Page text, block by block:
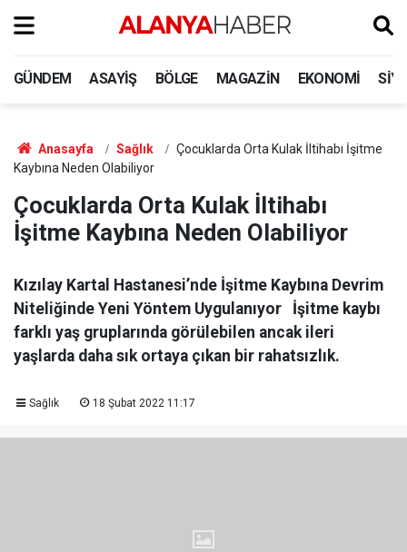
GÜNDEM ASAYIŞ BÖLGE MAGAZIN EKONOMI
Anasayfa Sağlık
Çocuklarda Orta Kulak İltihabı İşitme
Kaybına Neden Olabiliyor
Çocuklarda Orta Kulak İltihabı
İşitme Kaybına Neden Olabiliyor
Kızılay Kartal Hastanesi’nde İşitme Kaybına Devrim
Niteliğinde Yeni Yöntem Uygulanıyor İşitme kaybı
farklı yaş gruplarında görülebilen ancak ileri
yaşlarda daha sık ortaya çıkan bir rahatsızlık.
Sağlık 18 Şubat 2022 11:17